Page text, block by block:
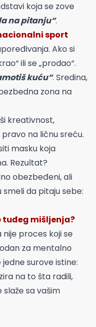
koja se zove
na pitanju“.
sport
Ako si
ili se „prodao“.
kuću“. Sredina,
zona na
kreativnost,
na ličnu sreću.
masku koja
Rezultat?
obezbeđeni, ali
da pitaju sebe:
tuđeg mišljenja?
proces koji se
za mentalno
surove istine:
na to šta radili,
sa vašim